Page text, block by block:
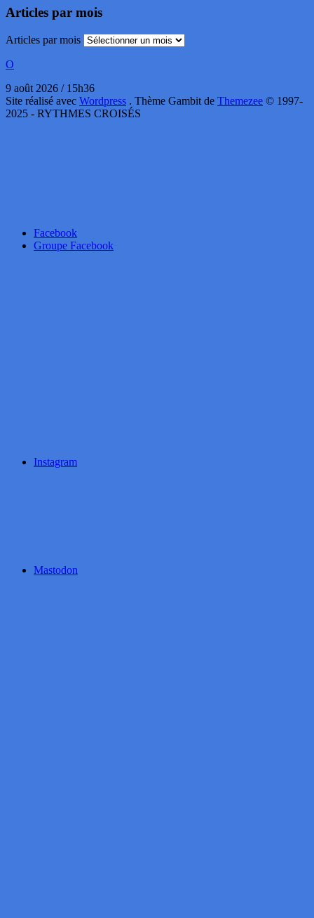
Articles par mois
Articles par mois
O
9 août 2026 / 15h36
Site réalisé avec Wordpress . Thème Gambit de Themezee © 1997-
2025 - RYTHMES CROISÉS
Facebook
Groupe Facebook
Instagram
Mastodon